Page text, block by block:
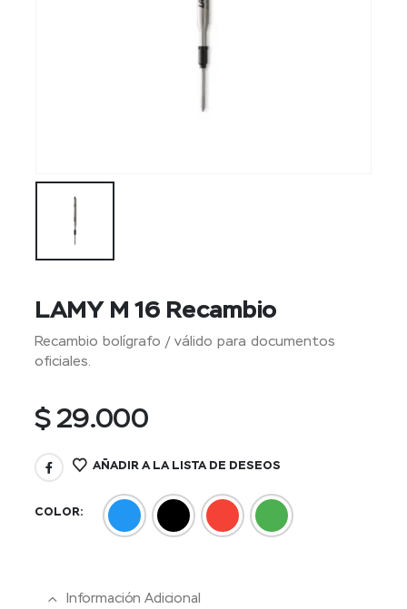
LAMY M 16 Recambio
Recambio bolígrafo / válido para documentos
oficiales.
$29.000
AÑADIR A LA LISTA DE DESEOS
COLOR
Información Adicional